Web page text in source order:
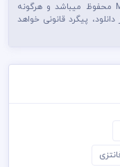
تمام حقوق این طرح برای فروشگاه MihanPSD.ir محفوظ میباشد و هرگونه
پیگرد قانونی خواهد